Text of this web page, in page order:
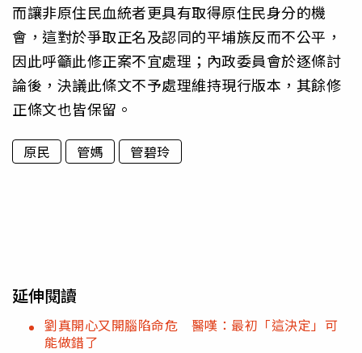
而讓非原住民血統者更具有取得原住民身分的機
會，這對於爭取正名及認同的平埔族反而不公平，
因此呼籲此修正案不宜處理；內政委員會於逐條討
論後，決議此條文不予處理維持現行版本，其餘修
正條文也皆保留。
原民 管媽 管碧玲
延伸閱讀
劉真開心又開腦陷命危 醫嘆：最初「這決定」可
能做錯了